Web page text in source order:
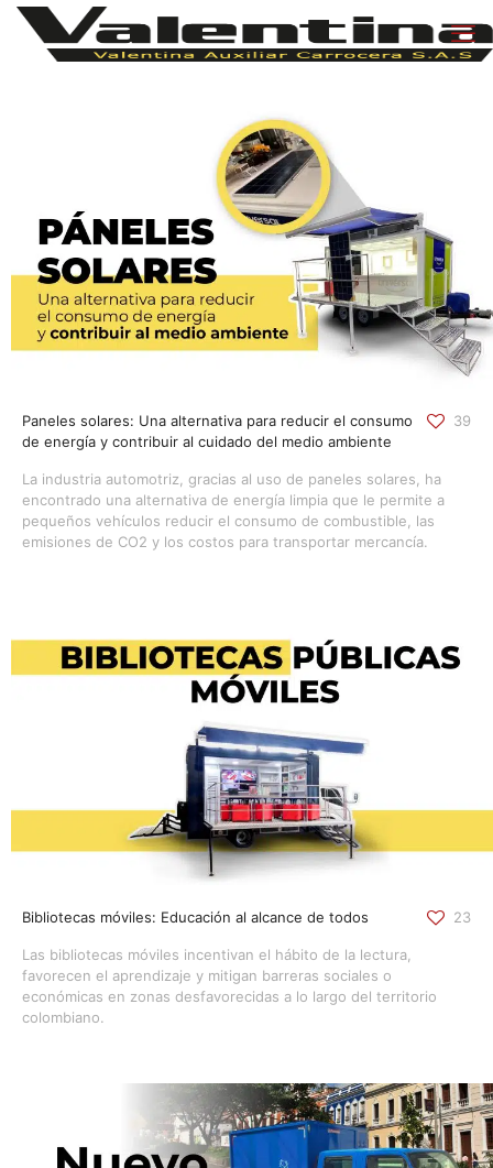
Paneles solares: Una alternativa para reducir el consumo
de energía y contribuir al cuidado del medio ambiente
39
La industria automotriz, gracias al uso de paneles solares, ha
encontrado una alternativa de energía limpia que le permite a
pequeños vehículos reducir el consumo de combustible, las
emisiones de CO2 y los costos para transportar mercancía.
Bibliotecas móviles: Educación al alcance de todos 23
Las bibliotecas móviles incentivan el hábito de la lectura,
favorecen el aprendizaje y mitigan barreras sociales o
económicas en zonas desfavorecidas a lo largo del territorio
colombiano.